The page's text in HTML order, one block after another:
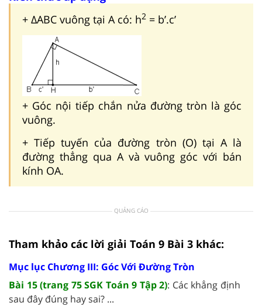
+ ΔABC vuông tại A có: h2 = b’.c’
+ Góc nội tiếp chắn nửa đường tròn là góc
vuông.
+ Tiếp tuyến của đường tròn (O) tại A là
đường thẳng qua A và vuông góc với bán
kính OA.
QUẢNG CÁO
Tham khảo các lời giải Toán 9 Bài 3 khác:
Mục lục Chương III: Góc Với Đường Tròn
Bài 15 (trang 75 SGK Toán 9 Tập 2): Các khẳng định
sau đây đúng hay sai? ...